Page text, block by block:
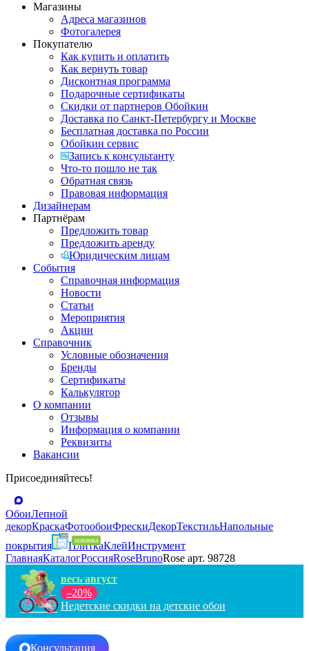
Магазины
Адреса магазинов
Фотогалерея
Покупателю
Как купить и оплатить
Как вернуть товар
Дисконтная программа
Подарочные сертификаты
Скидки от партнеров Обойкин
Доставка по Санкт-Петербургу и Москве
Бесплатная доставка по России
Обойкин сервис
Запись к консультанту
Что-то пошло не так
Обратная связь
Правовая информация
Дизайнерам
Партнёрам
Предложить товар
Предложить аренду
Юридическим лицам
События
Справочная информация
Новости
Статьи
Мероприятия
Акции
Справочник
Условные обозначения
Бренды
Сертификаты
Калькулятор
О компании
Отзывы
Информация о компании
Реквизиты
Вакансии
Присоединяйтесь!
ОбоиЛепной
декорКраскаФотообоиФрескиДекорТекстильНапольные
покрытия
ПлиткаКлейИнструмент
ГлавнаяКаталогРоссияRoseBrunoRose арт. 98728
весь август
–20%
Недетские скидки на детские обои
Консультация